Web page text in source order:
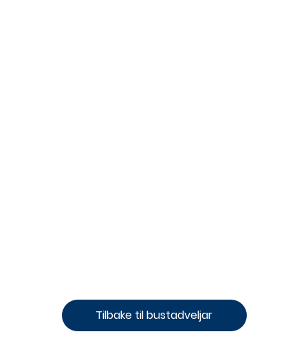
Tilbake til bustadveljar